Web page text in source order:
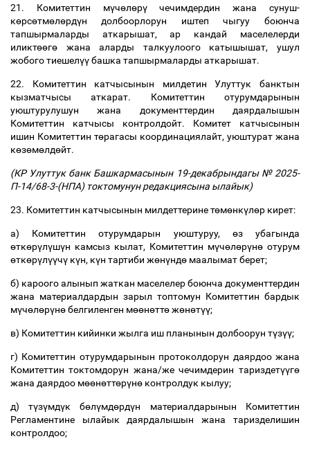
21. Комитеттин мүчөлөрүчечимдердин жана сунуш-
көрсөтмөлөрдүн долбоорлорун иштеп чыгуу боюнча
тапшырмаларды аткарышат, ар кандай маселелерди
иликтөөгө жана аларды талкуулоого катышышат, ушул
жобого тиешелүүбашка тапшырмаларды аткарышат.
22. Комитеттин катчысынын милдетин Улуттук банктын
кызматчысы аткарат. Комитеттин отурумдарынын
уюштурулушун жана документтердин даярдалышын
Комитеттин катчысы контролдойт. Комитет катчысынын
ишин Комитеттин төрагасы координациялайт, уюштурат жана
көзөмөлдөйт.
(КР Улуттук банк Башкармасынын 19-декабрындагы № 2025-
П-14/68-3-(НПА) токтомунун редакциясына ылайык)
23. Комитеттин катчысынын милдеттерине төмөнкүлөр кирет:
а) Комитеттин отурумдарын уюштуруу, өз убагында
өткөрүлүшүн камсыз кылат, Комитеттин мүчөлөрүнө отурум
өткөрүлүүчү күн, күн тартиби жөнүндө маалымат берет;
б) кароого алынып жаткан маселелер боюнча документтердин
жана материалдардын зарыл топтомун Комитеттин бардык
мүчөлөрүнөбелгиленген мөөнөттөжөнөтүү;
в) Комитеттин кийинки жылга иш планынын долбоорун түзүү;
г) Комитеттин отурумдарынын протоколдорун даярдоо жана
Комитеттин токтомдорун жана/же чечимдерин тариздетүүгө
жана даярдоо мөөнөттөрүнө контролдук кылуу;
д) түзүмдүк бөлүмдөрдүн материалдарынын Комитеттин
Регламентине ылайык даярдалышын жана таризделишин
контролдоо;